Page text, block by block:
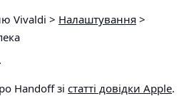
Vivaldi > Налаштування >
Handoff зі статті довідки Apple.